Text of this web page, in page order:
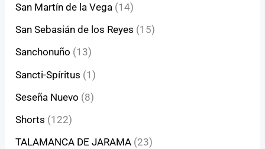
San Martín de la Vega (14)
San Sebasián de los Reyes (15)
Sanchonuño (13)
Sancti-Spíritus (1)
Seseña Nuevo (8)
Shorts (122)
TALAMANCA DE JARAMA (23)